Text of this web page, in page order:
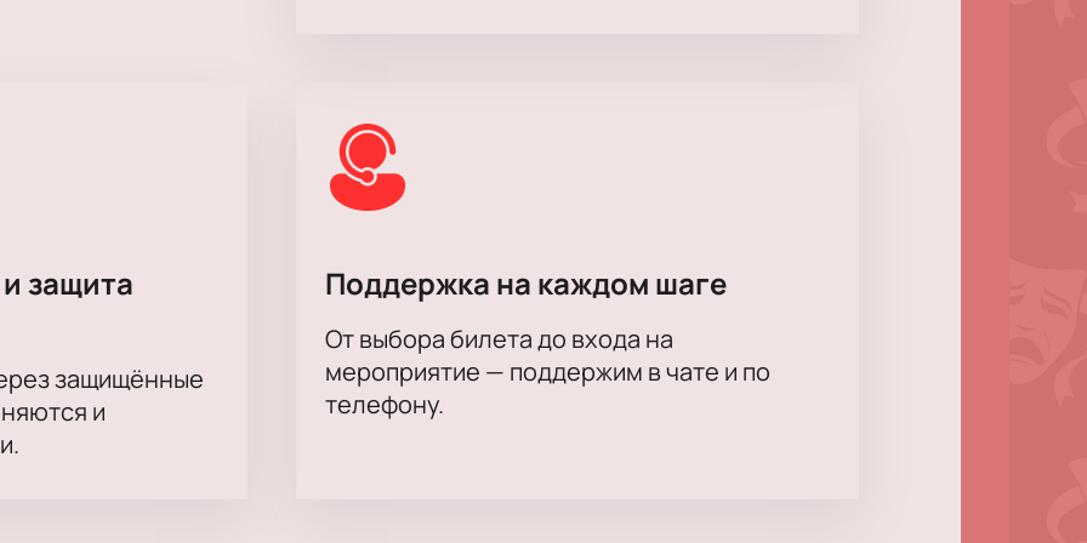
для групповых покупок билетов. Менеджер поможет организовать посещение,
предоставить информацию о расписании, продолжительности спектакля и размещении
Евгений Иванов, Екатерина Карманова, Тамара Абросимова, Варвара Репецкая, Евгений
защита
защищённые
и
Поддержка на каждом шаге
От выбора билета до входа на
мероприятие — поддержим в чате и по
телефону.